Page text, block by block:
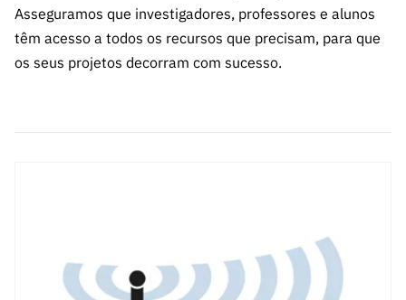
Asseguramos que investigadores, professores e alunos
têm acesso a todos os recursos que precisam, para que
os seus projetos decorram com sucesso.